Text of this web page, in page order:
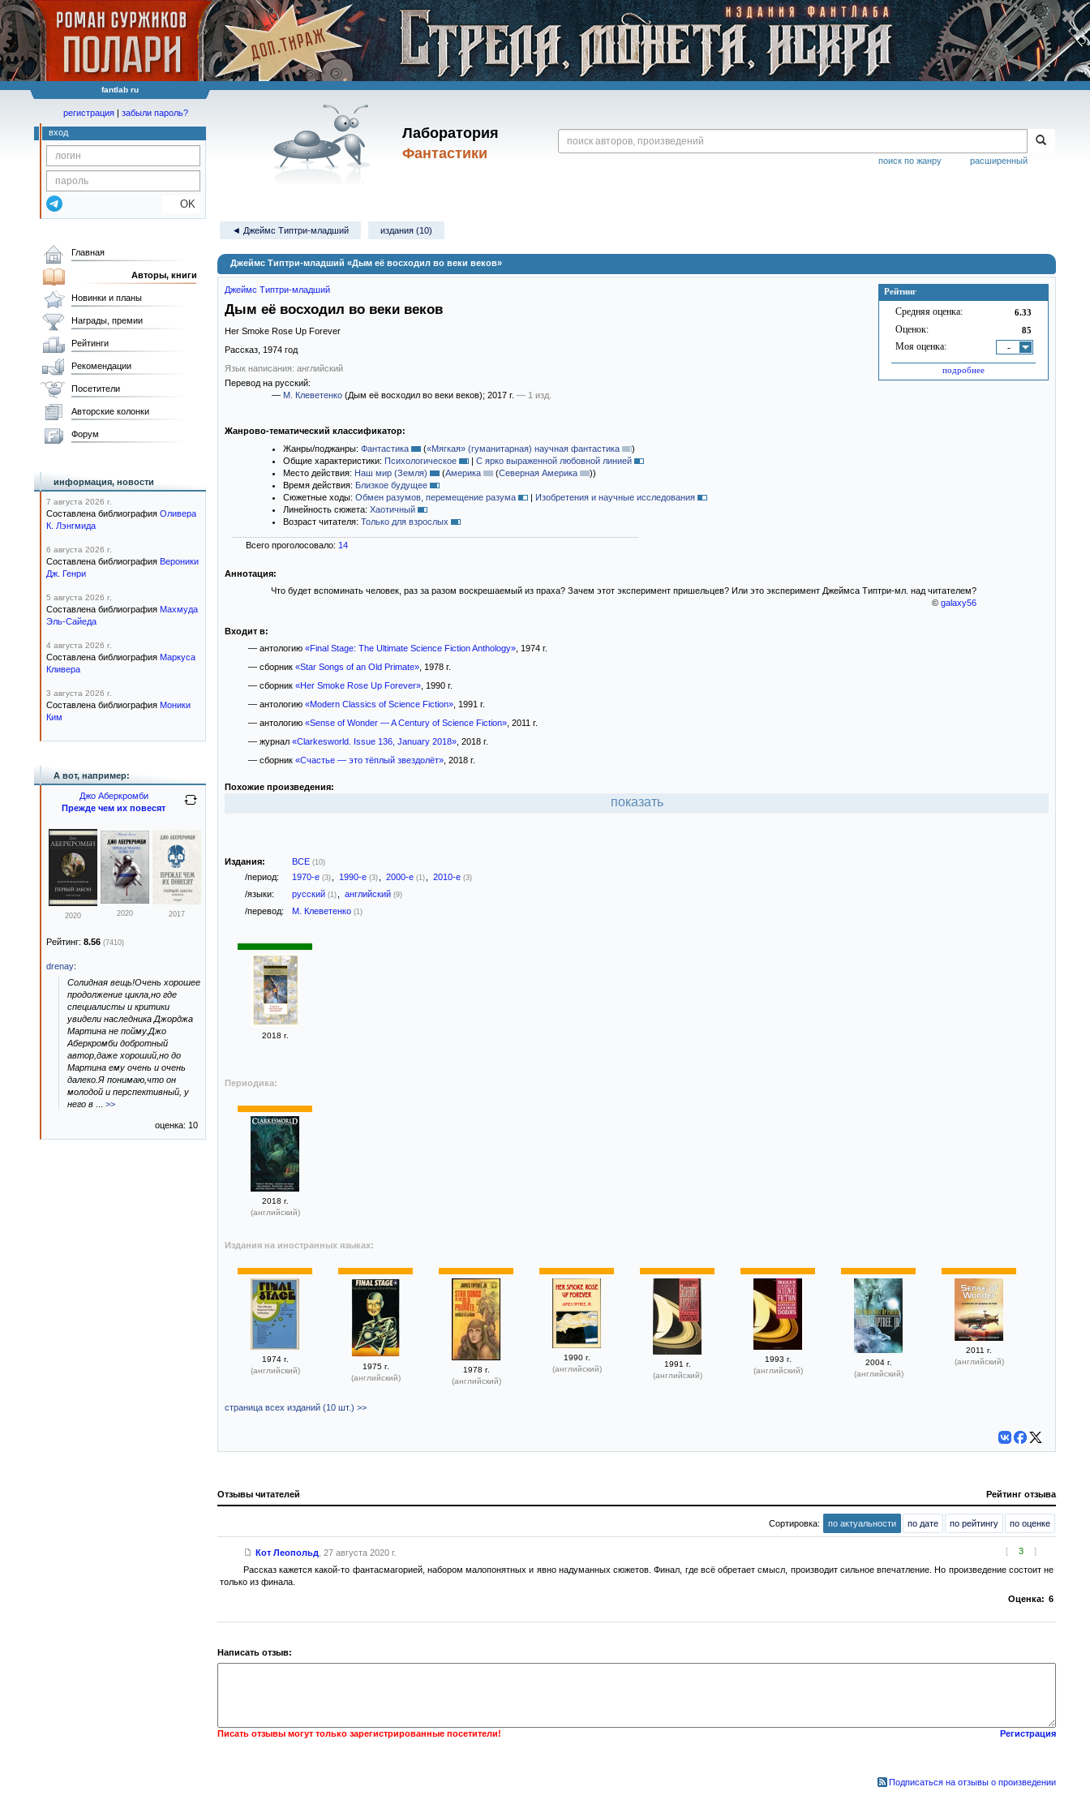
fantlab ru
Лаборатория
Фантастики
расширенный
поиск по жанру
регистрация | забыли пароль?
вход
OK
◄ Джеймс Типтри-младший издания (10)
Джеймс Типтри-младший «Дым её восходил во веки веков»
Рейтинг
Средняя оценка: 6.33
Оценок: 85
Моя оценка: -
подробнее
Джеймс Типтри-младший
Дым её восходил во веки веков
Her Smoke Rose Up Forever
Рассказ, 1974 год
Язык написания: английский
Перевод на русский:
— М. Клеветенко (Дым её восходил во веки веков); 2017 г. — 1 изд.
Жанрово-тематический классификатор:
Жанры/поджанры: Фантастика («Мягкая» (гуманитарная) научная фантастика
)
Общие характеристики: Психологическое | С ярко выраженной любовной линией
Место действия: Наш мир (Земля) (Америка (Северная Америка ))
Время действия: Близкое будущее
Сюжетные ходы: Обмен разумов, перемещение разума | Изобретения и научные исследования
Линейность сюжета: Хаотичный
Возраст читателя: Только для взрослых
Всего проголосовало: 14
Аннотация:
Что будет вспоминать человек, раз за разом воскрешаемый из праха? Зачем этот эксперимент пришельцев? Или это эксперимент Джеймса Типтри-мл. над читателем?
© galaxy56
Входит в:
— антологию «Final Stage: The Ultimate Science Fiction Anthology», 1974 г.
— сборник «Star Songs of an Old Primate», 1978 г.
— сборник «Her Smoke Rose Up Forever», 1990 г.
— антологию «Modern Classics of Science Fiction», 1991 г.
— антологию «Sense of Wonder — A Century of Science Fiction», 2011 г.
— журнал «Clarkesworld. Issue 136, January 2018», 2018 г.
— сборник «Счастье — это тёплый звездолёт», 2018 г.
Похожие произведения:
показать
Издания: ВСЕ (10)
/период: 1970-е (3) 1990-е (3) 2000-е (1) 2010-е (3)
/языки: русский (1) английский (9)
/перевод: М. Клеветенко (1)
2018 г.
Периодика:
2018 г.
(английский)
Издания на иностранных языках:
1974 г.
(английский)
1975 г.
(английский)
1978 г.
(английский)
1990 г.
(английский)
1991 г.
(английский)
1993 г.
(английский)
2004 г.
(английский)
2011 г.
(английский)
страница всех изданий (10 шт.) >>
Отзывы читателей Рейтинг отзыва
Сортировка: по актуальности по дате по рейтингу по оценке
[ 3 ]
Кот Леопольд 27 августа 2020 г.
Рассказ кажется какой-то фантасмагорией, набором малопонятных и явно надуманных сюжетов. Финал, где всё обретает смысл, производит сильное впечатление. Но произведение состоит не
только из финала.
Оценка: 6
Написать отзыв:
Писать отзывы могут только зарегистрированные посетители! Регистрация
Подписаться на отзывы о произведении
Главная
Авторы, книги
Новинки и планы
Награды, премии
Рейтинги
Рекомендации
Посетители
Авторские колонки
Форум
информация, новости
7 августа 2026 г.
Составлена библиография Оливера
К. Лэнгмида
6 августа 2026 г.
Составлена библиография Вероники
Дж. Генри
5 августа 2026 г.
Составлена библиография Махмуда
Эль-Сайеда
4 августа 2026 г.
Составлена библиография Маркуса
Кливера
3 августа 2026 г.
Составлена библиография Моники
Ким
А вот, например:
Джо Аберкромби
Прежде чем их повесят
2020 2020 2017
Рейтинг: 8.56 (7410)
drenay:
Солидная вещь!Очень хорошее
продолжение цикла,но где
специалисты и критики
увидели наследника Джорджа
Мартина не пойму.Джо
Аберкромби добротный
автор,даже хороший,но до
Мартина ему очень и очень
далеко.Я понимаю,что он
молодой и перспективный, у
него в
>>
оценка: 10